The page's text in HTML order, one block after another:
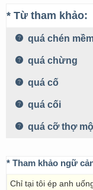
* Từ tham khảo:
quá chén
quá chừng
quá cố
quá cối
quá cỡ thợ
* Tham khảo ngữ
Chỉ tại tôi ép anh